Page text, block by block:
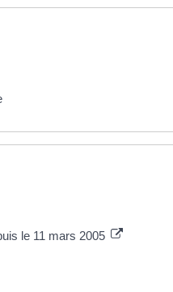
le 11 mars 2005